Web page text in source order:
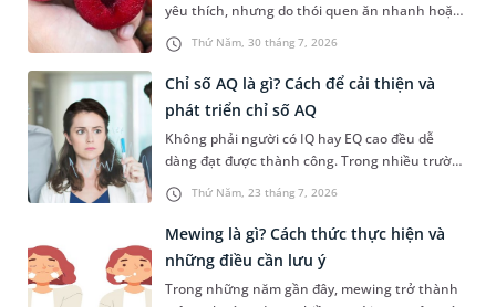
Thứ Năm, 30 tháng 7, 2026
yêu thích, nhưng do thói quen ăn nhanh hoặc
sơ suất, không ít người đã vô tình nuốt phải
hạt mận. Cấu tạo hạt mận thường cứng, có hai
đầu nhọn nên khi đi vào đường tiêu hóa rất dễ
gây ra tâm lý hoang mang, lo lắng cho người
gặp phải. Bài viết dưới đây sẽ giải đáp chi tiết
giúp bạn thắc mắc nuốt phải hạt mận có sao
không dưới góc nhìn y khoa và hướng dẫn cách
xử trí an toàn, kịp thời nhất.
Thứ Năm, 23 tháng 7, 2026
Chỉ số AQ là gì? Cách để cải thiện và
phát triển chỉ số AQ
Không phải người có IQ hay EQ cao đều dễ
dàng đạt được thành công. Trong nhiều trường
hợp, khả năng đứng vững trước áp lực, thích
nghi với nghịch cảnh và không bỏ cuộc mới là
yếu tố tạo nên sự khác biệt. Đây cũng chính là
điều được phản ánh qua chỉ số AQ. Vậy chỉ số
AQ là gì, được xác định ra sao và làm thế nào để
cải thiện chỉ số này? Hãy cùng tìm hiểu trong
Mewing là gì? Cách thức thực hiện và
những điều cần lưu ý
Trong những năm gần đây, mewing trở thành